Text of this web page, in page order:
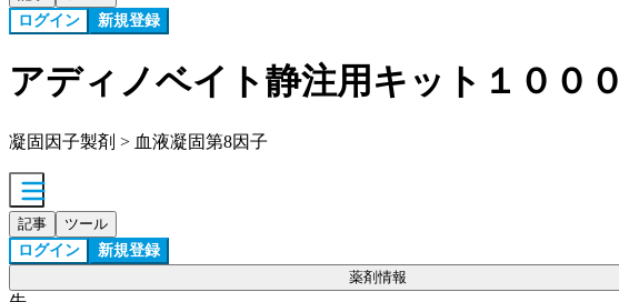
ログイン 新規登録
アディノベイト静注用キット１０００
凝固因子製剤 > 血液凝固第8因子
記事 ツール
ログイン 新規登録
薬剤情報